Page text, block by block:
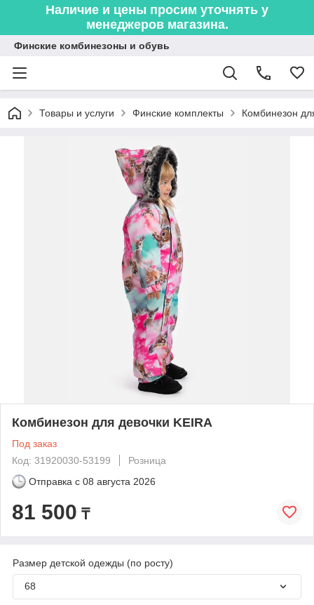
Наличие и цены просим уточнять у
менеджеров магазина.
Финские комбинезоны и обувь
Товары и услуги Финские комплекты Комбинезон
Комбинезон для девочки KEIRA
Под заказ
Код: 31920030-53199
Розница
Отправка с 08 августа 2026
81 500 ₸
Размер детской одежды (по росту)
68